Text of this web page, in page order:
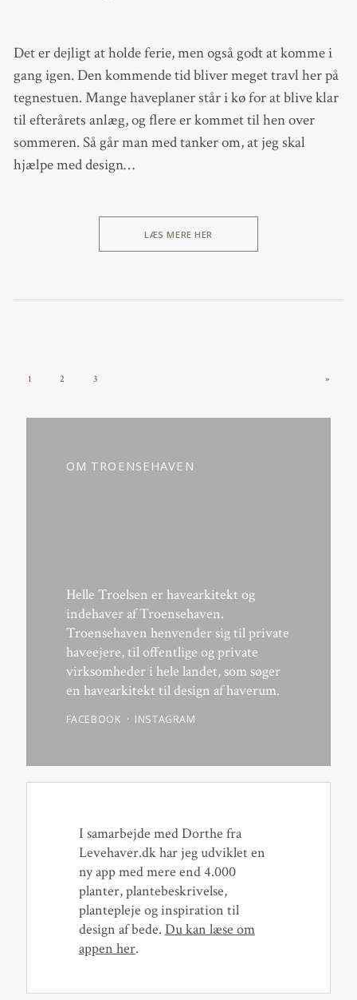
Det er dejligt at holde ferie, men også godt at komme i
gang igen. Den kommende tid bliver meget travl her på
tegnestuen. Mange haveplaner står i kø for at blive klar
til efterårets anlæg, og flere er kommet til hen over
sommeren. Så går man med tanker om, at jeg skal
hjælpe med design…
LÆS MERE HER
1 2 3 »
OM TROENSEHAVEN
Helle Troelsen er havearkitekt og
indehaver af Troensehaven.
Troensehaven henvender sig til private
haveejere, til offentlige og private
virksomheder i hele landet, som søger
en havearkitekt til design af haverum.
FACEBOOK INSTAGRAM
I samarbejde med Dorthe fra
Levehaver.dk har jeg udviklet en
ny app med mere end 4.000
planter, plantebeskrivelse,
plantepleje og inspiration til
design af bede. Du kan læse om
appen her.